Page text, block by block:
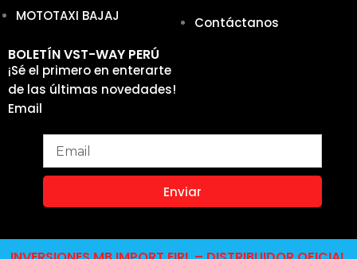
MOTOTAXI BAJAJ
Contáctanos
BOLETÍN VST-WAY PERÚ
¡Sé el primero en enterarte
de las últimas novedades!
Email
Enviar